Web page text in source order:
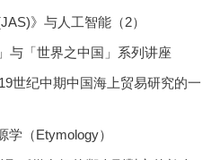
》与人工智能（2）
与「世界之中国」系列讲座
纪中期中国海上贸易研究的一
学（Etymology）